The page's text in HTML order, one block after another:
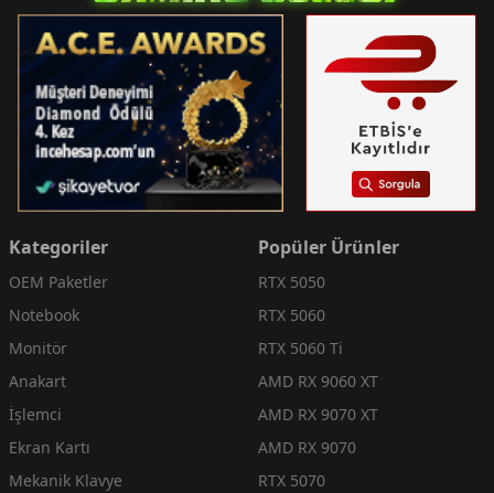
Kategoriler
OEM Paketler
Notebook
Monitör
Anakart
İşlemci
Ekran Kartı
Mekanik Klavye
Popüler Ürünler
RTX 5050
RTX 5060
RTX 5060 Ti
AMD RX 9060 XT
AMD RX 9070 XT
AMD RX 9070
RTX 5070